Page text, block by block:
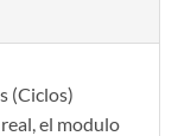
(Ciclos)
el modulo